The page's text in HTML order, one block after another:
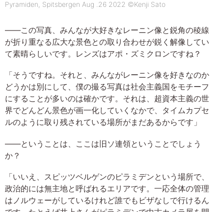
Pyramiden, Spitsbergen Aug .26 2022 ©Kenji Sato
――この写真、みんなが大好きなレーニン像と鋭角の稜線
が折り重なる広大な景色との取り合わせが鋭く解像してい
て素晴らしいです。レンズはアポ・ズミクロンですね？
「そうですね。それと、みんながレーニン像を好きなのか
どうかは別にして、僕の撮る写真は社会主義国をモチーフ
にすることが多いのは確かです。それは、超資本主義の世
界でどんどん景色が画一化していくなかで、タイムカプセ
ルのように取り残されている場所がまだあるからです」
――ということは、ここは旧ソ連領ということでしょう
か？
「いいえ、スピッツベルゲンのピラミデンという場所で、
政治的には無主地と呼ばれるエリアです。一応全体の管理
はノルウェーがしているけれど誰でもビザなしで行けるん